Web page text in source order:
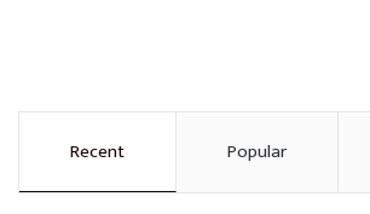
Recent Popular